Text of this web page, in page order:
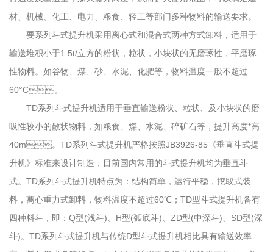
材、机械、化工、电力、粮食、轻工等部门多种物料的输送要求。
要系列斗式提升机采用离心式和混合式两种方式卸料，适用于
输送堆积小于1.5t/立方的粉状，粒状，小块状的无磨琢性，平磨琢
性物料。如谷物、煤、砂、水泥、化肥等，物料温度一般不超过
60°C。
TD系列斗式提升机适用于垂直输送粉状、粒状、及小块状的磨
吸性较小的散状物料，如粮食、煤、水泥、碎矿石等，提升高度*高
40m。TD系列斗式提升机严格按照JB3926-85《垂直斗式提
升机》标准来设计制造，目前国内常用的斗式提升机均为垂直斗
式。TD系列斗式提升机特点为：结构简单，运行平稳，挖取式装
料，离心重力式卸料，物料温度不超过60℃；TD型斗式提升机备有
四种料斗，即：Q型(浅斗)、H型(弧底斗)、ZD型(中深斗)、SD型(深
斗)。TD系列斗式提升机与传统D型斗式提升机相比具有输送效率